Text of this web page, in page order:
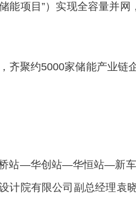
项目”）实现全容量并网
聚约5000家储能产业链
站—华创站—华恒站—新
计院有限公司副总经理袁